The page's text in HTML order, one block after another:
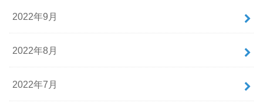
2022年9月
2022年8月
2022年7月